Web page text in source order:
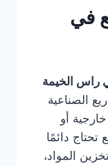
في
راس الخيمة
الصناعية
أو
تحتاج دائمًا
المواد،